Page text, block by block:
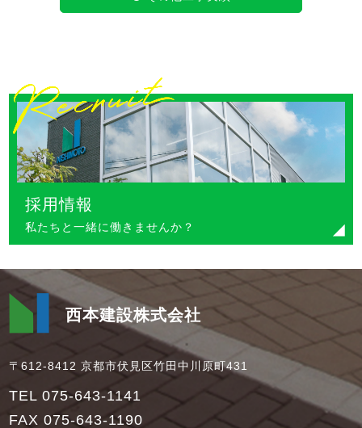
採用情報
私たちと一緒に働きませんか？
西本建設株式会社
〒612-8412 京都市伏見区竹田中川原町431
TEL 075-643-1141
FAX 075-643-1190